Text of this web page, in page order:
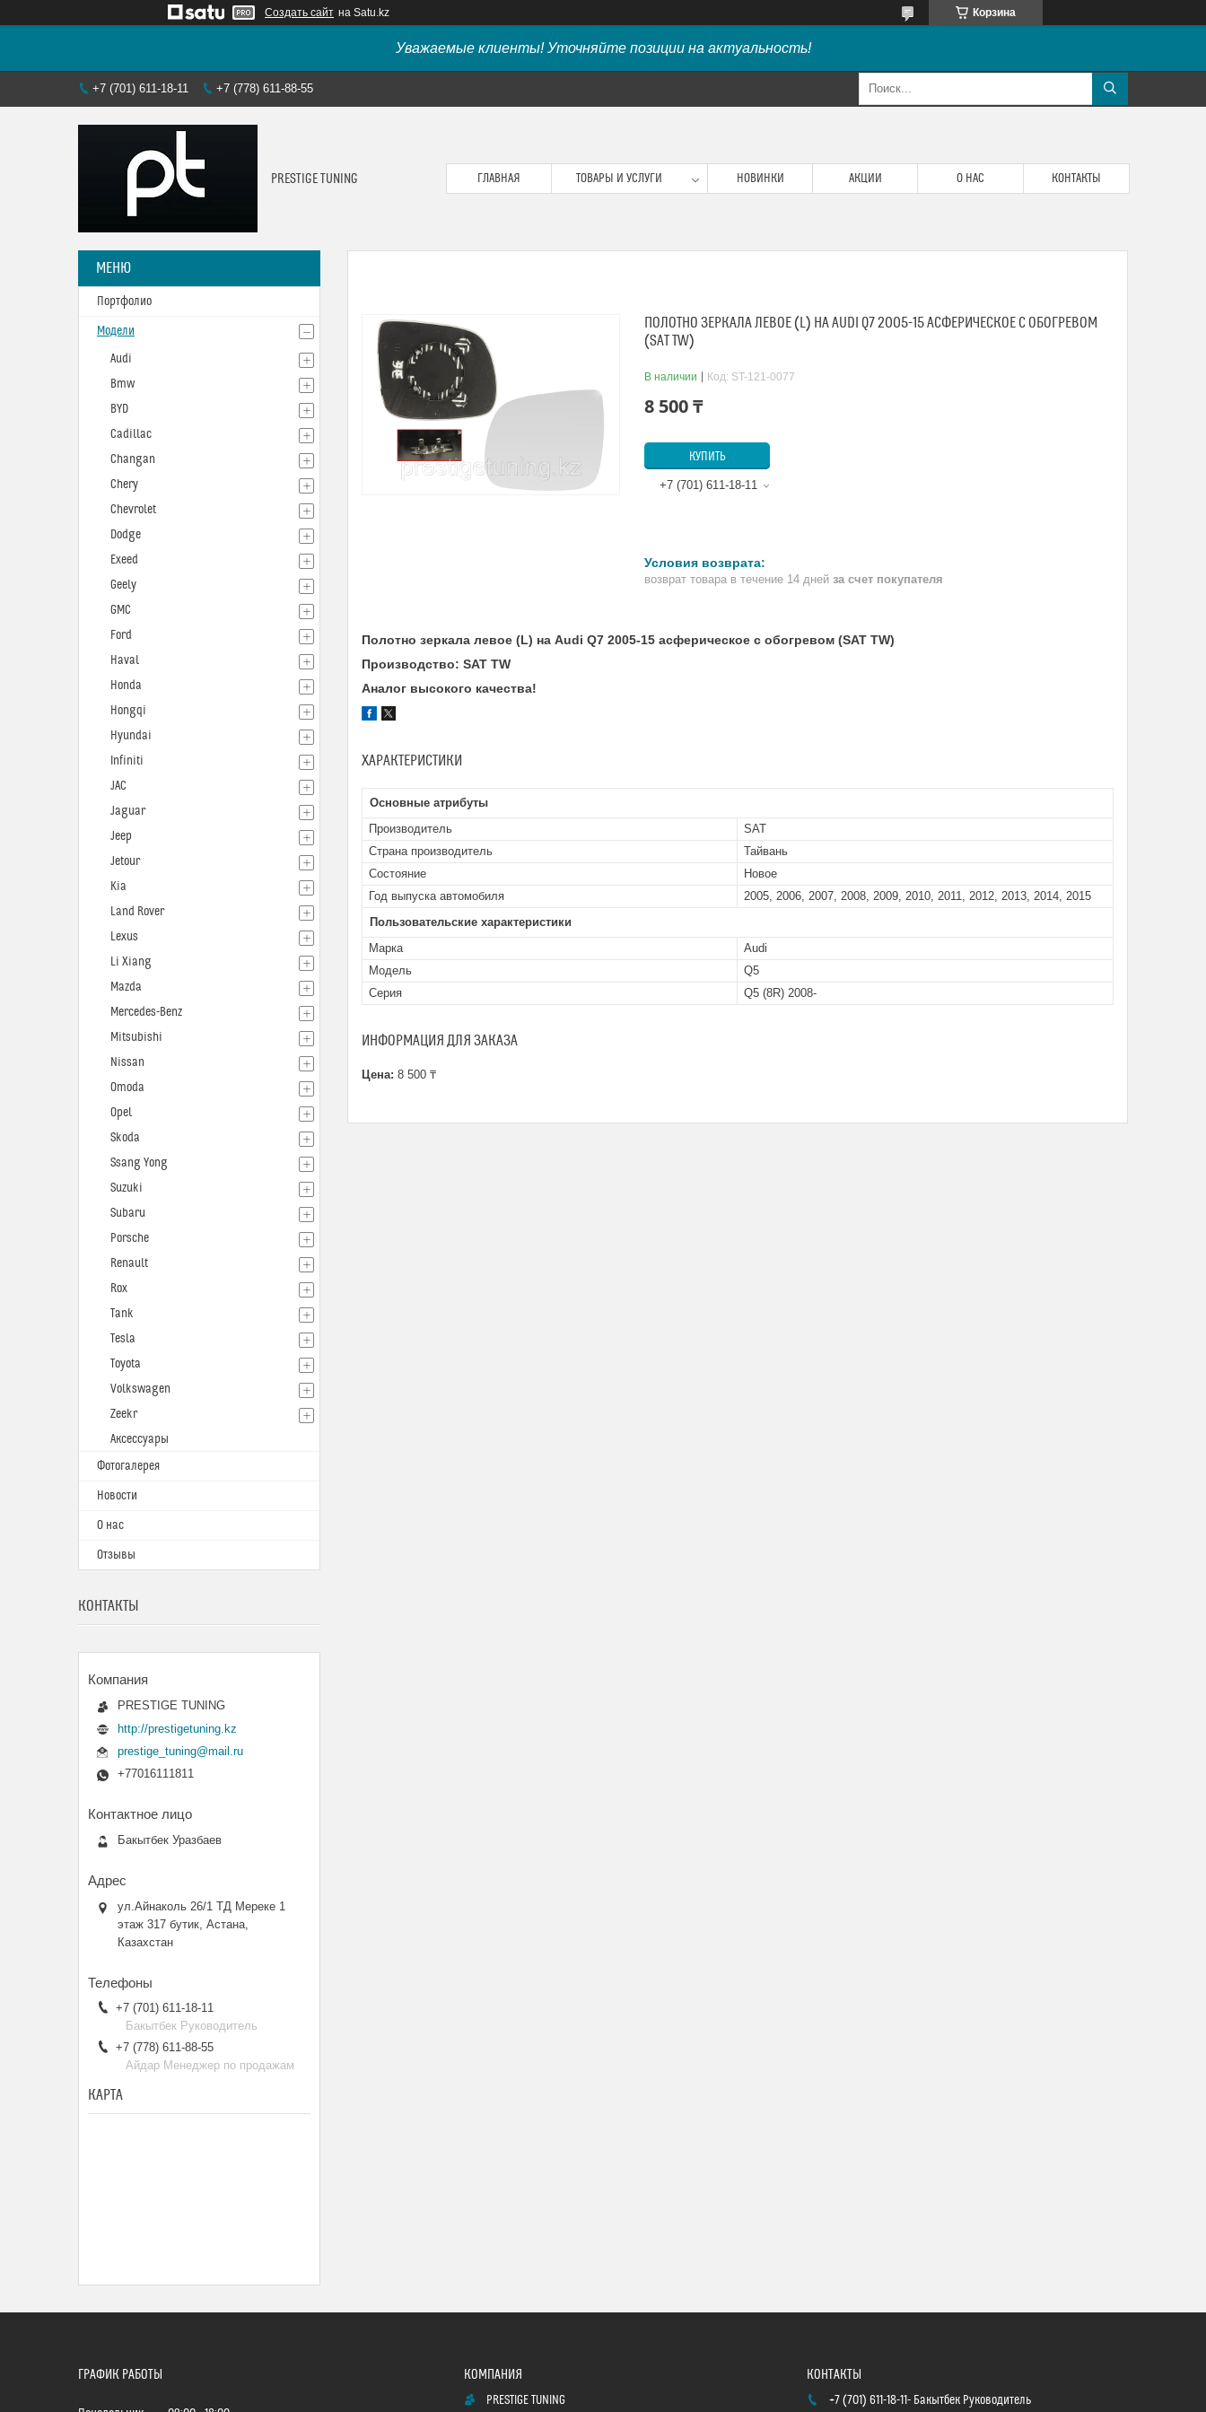
Создать сайт на Satu.kz Корзина
Уважаемые клиенты! Уточняйте позиции на актуальность!
+7 (701) 611-18-11 +7 (778) 611-88-55
PRESTIGE TUNING ГЛАВНАЯ ТОВАРЫ И УСЛУГИ НОВИНКИ АКЦИИ О НАС КОНТАКТЫ
ПОЛОТНО ЗЕРКАЛА ЛЕВОЕ (L) НА AUDI Q7 2005-15 АСФЕРИЧЕСКОЕ С ОБОГРЕВОМ
(SAT TW)
В наличии Код: ST-121-0077
8 500 ₸
КУПИТЬ
+7 (701) 611-18-11
возврат товара в течение 14 дней за счет покупателя
Полотно зеркала левое (L) на Audi Q7 2005-15 асферическое с обогревом (SAT TW)
Производство: SAT TW
Аналог высокого качества!
ХАРАКТЕРИСТИКИ
Основные атрибуты
Производитель
SAT
Страна производитель
Тайвань
Состояние
Новое
Год выпуска автомобиля
2005, 2006, 2007, 2008, 2009, 2010, 2011, 2012, 2013, 2014, 2015
Пользовательские характеристики
Марка
Audi
Модель
Q5
Серия
Q5 (8R) 2008-
ИНФОРМАЦИЯ ДЛЯ ЗАКАЗА
Цена: 8 500 ₸
Портфолио
Модели
Audi
Bmw
BYD
Cadillac
Changan
Chery
Chevrolet
Dodge
Exeed
Geely
GMC
Ford
Haval
Honda
Hongqi
Hyundai
Infiniti
JAC
Jaguar
Jeep
Jetour
Kia
Land Rover
Lexus
Li Xiang
Mazda
Mercedes-Benz
Mitsubishi
Nissan
Omoda
Opel
Skoda
Ssang Yong
Suzuki
Subaru
Porsche
Renault
Rox
Tank
Tesla
Toyota
Volkswagen
Zeekr
Аксессуары
Фотогалерея
Новости
О нас
Отзывы
КОНТАКТЫ
PRESTIGE TUNING
http://prestigetuning.kz
prestige_tuning@mail.ru
+77016111811
Бакытбек Уразбаев
ул.Айнаколь 26/1 ТД Мереке 1
этаж 317 бутик, Астана,
Казахстан
+7 (701) 611-18-11
Бакытбек Руководитель
+7 (778) 611-88-55
Айдар Менеджер по продажам
КАРТА
ГРАФИК РАБОТЫ
PRESTIGE TUNING +7 (701) 611-18-11 Бакытбек Руководитель